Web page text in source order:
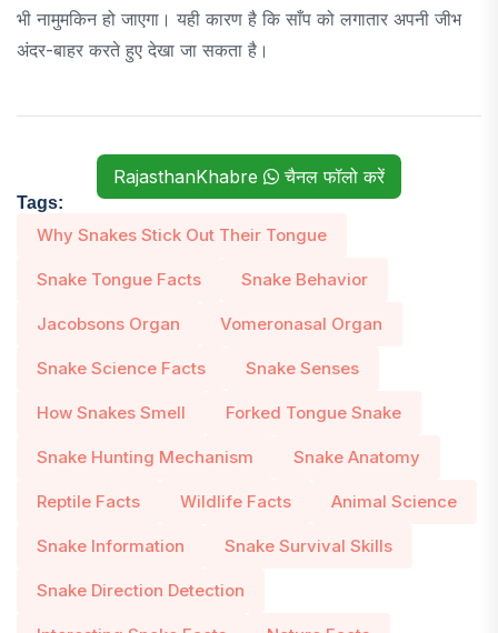
भी नामुमकिन हो जाएगा। यही कारण है कि साँप को लगातार अपनी जीभ
अंदर-बाहर करते हुए देखा जा सकता है।
RajasthanKhabre चैनल फॉलो करें
Tags:
Why Snakes Stick Out Their Tongue
Snake Tongue Facts Snake Behavior
Jacobsons Organ Vomeronasal Organ
Snake Science Facts Snake Senses
How Snakes Smell Forked Tongue Snake
Snake Hunting Mechanism Snake Anatomy
Reptile Facts Wildlife Facts Animal Science
Snake Information Snake Survival Skills
Snake Direction Detection